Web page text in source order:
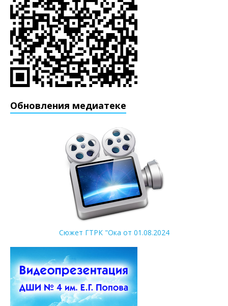
Обновления медиатеке
Сюжет ГТРК "Ока от 01.08.2024